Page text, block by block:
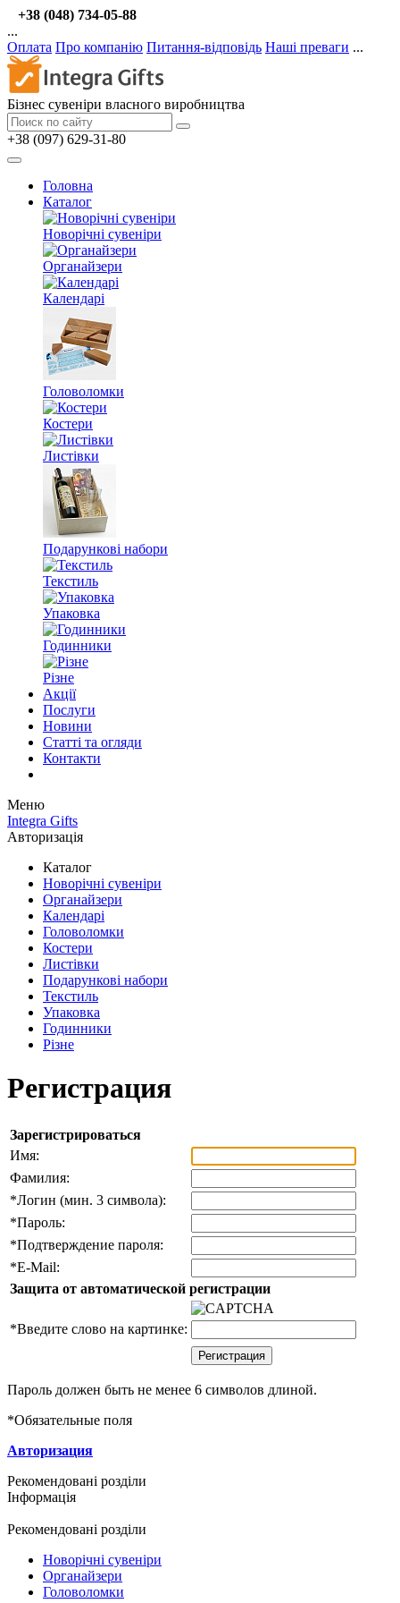
+38 (048) 734-05-88
...
Оплата Про компанію Питання-відповідь Наші преваги ...
Бізнес сувеніри власного виробництва
+38 (097) 629-31-80
Головна
Каталог
Новорічні сувеніри
Органайзери
Календарі
Головоломки
Костери
Листівки
Подарункові набори
Текстиль
Упаковка
Годинники
Різне
Акції
Послуги
Новини
Статті та огляди
Контакти
Меню
Integra Gifts
Авторизація
Каталог
Новорічні сувеніри
Органайзери
Календарі
Головоломки
Костери
Листівки
Подарункові набори
Текстиль
Упаковка
Годинники
Різне
Регистрация
Зарегистрироваться
Имя:
Фамилия:
*Логин (мин. 3 символа):
*Пароль:
*Подтверждение пароля:
*E-Mail:
Защита от автоматической регистрации
*Введите слово на картинке:
Пароль должен быть не менее 6 символов длиной.
*Обязательные поля
Авторизация
Рекомендовані розділи
Інформація
Рекомендовані розділи
Новорічні сувеніри
Органайзери
Головоломки